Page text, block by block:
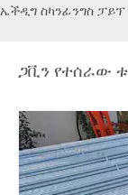
ኤችዲግ ስካንፊንግስ ፓይፕ
ጋቪን የተሰራው